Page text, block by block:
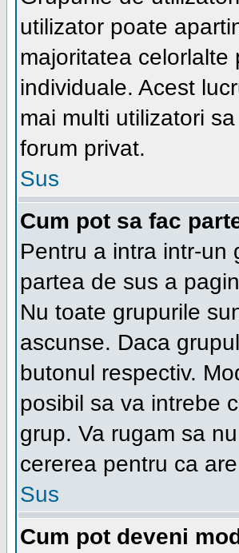
utilizator poate
majoritatea
individuale. Acest
mai multi utilizatori
forum privat.
Sus
Cum pot sa fac
Pentru a intra intr-
partea de sus a
Nu toate grupurile
ascunse. Daca
butonul respectiv.
posibil sa va intrebe
grup. Va rugam sa
cererea pentru ca
Sus
Cum pot deveni